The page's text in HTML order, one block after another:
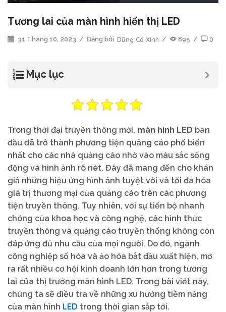
Tương lai của màn hình hiển thị LED
31 Tháng 10, 2023 / Đăng bởi Dũng Cá Xinh / 895 / 0
Mục lục
Trong thời đại truyền thông mới, màn hình LED ban
đầu đã trở thành phương tiện quảng cáo phổ biến
nhất cho các nhà quảng cáo nhờ vào màu sắc sống
động và hình ảnh rõ nét. Đây đã mang đến cho khán
giả những hiệu ứng hình ảnh tuyệt vời và tối đa hóa
giá trị thương mại của quảng cáo trên các phương
tiện truyền thông. Tuy nhiên, với sự tiến bộ nhanh
chóng của khoa học và công nghệ, các hình thức
truyền thông và quảng cáo truyền thống không còn
đáp ứng đủ nhu cầu của mọi người. Do đó, ngành
công nghiệp số hóa và ảo hóa bắt đầu xuất hiện, mở
ra rất nhiều cơ hội kinh doanh lớn hơn trong tương
lai của thị trường màn hình LED. Trong bài viết này,
chúng ta sẽ điều tra về những xu hướng tiềm năng
của màn hình LED trong thời gian sắp tới.